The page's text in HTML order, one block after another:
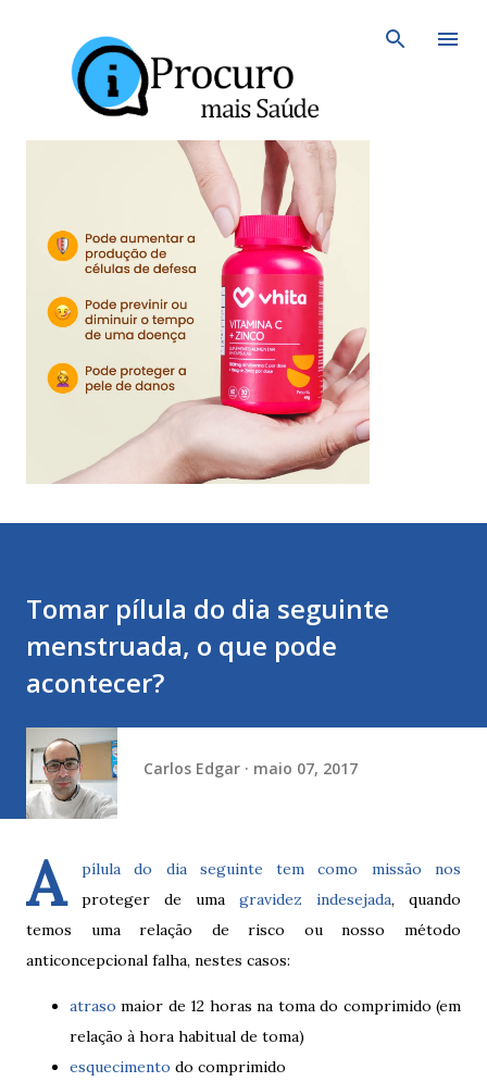
Tomar pílula do dia seguinte
menstruada, o que pode
acontecer?
Carlos Edgar maio 07, 2017
A pílula do dia seguinte tem como missão nos
proteger de uma gravidez indesejada, quando
temos uma relação de risco ou nosso método
anticoncepcional falha, nestes casos:
atraso maior de 12 horas na toma do comprimido (em
relação à hora habitual de toma)
esquecimento do comprimido